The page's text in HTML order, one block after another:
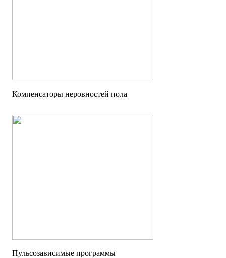
Компенсаторы неровностей пола
Пульсозависимые программы